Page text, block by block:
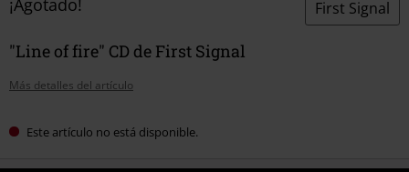
First Signal
"Line of fire" CD de First Signal
Más detalles del artículo
Este artículo no está disponible.